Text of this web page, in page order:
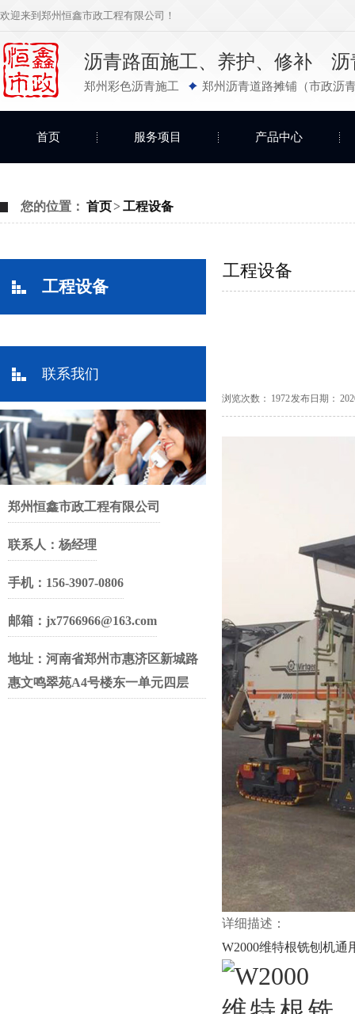
欢迎来到郑州恒鑫市政工程有限公司！
沥青路面施工、养护、修补 沥
郑州彩色沥青施工 郑州沥青道路摊铺（市政沥
首页 服务项目 产品中心
您的位置： 首页>工程设备
工程设备
联系我们
郑州恒鑫市政工程有限公司
联系人：杨经理
手机：156-3907-0806
邮箱：jx7766966@163.com
地址：河南省郑州市惠济区新城路
惠文鸣翠苑A4号楼东一单元四层
工程设备
浏览次数： 1972 发布日期：
详细描述：
W2000维特根铣刨机通